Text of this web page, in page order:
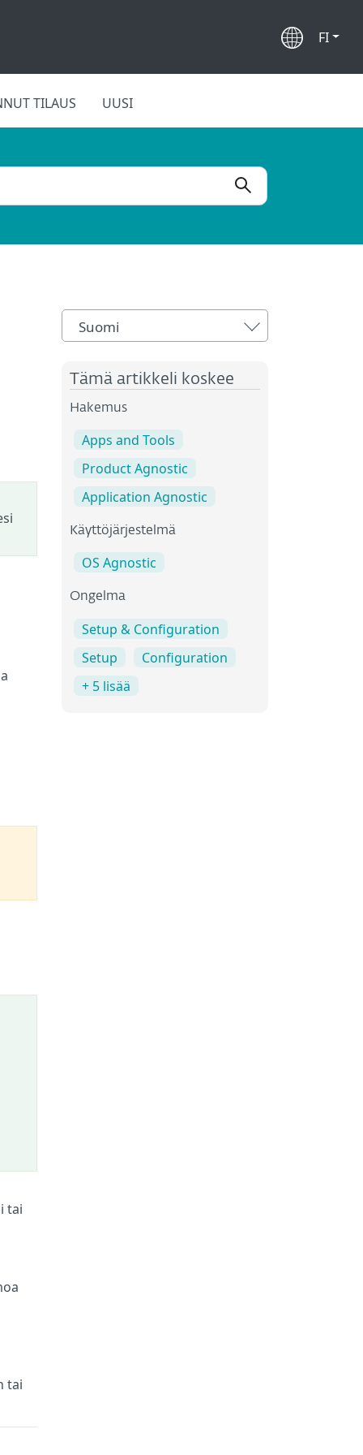
FI
TILAUS UUSI
tai
tai
Suomi
Tämä artikkeli koskee
Hakemus
Apps and Tools
Product Agnostic
Application Agnostic
Käyttöjärjestelmä
OS Agnostic
Ongelma
Setup & Configuration
Setup
Configuration
+ 5 lisää